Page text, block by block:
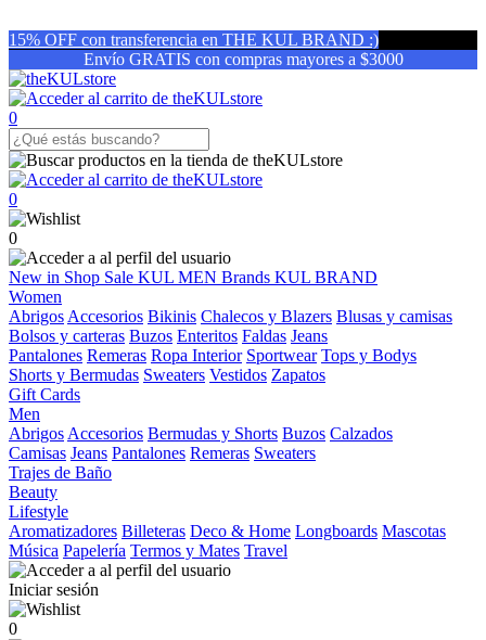
15% OFF con transferencia en THE KUL BRAND :)
Envío GRATIS con compras mayores a $3000
0
0
0
New in Shop Sale KUL MEN Brands KUL BRAND
Women
Abrigos Accesorios Bikinis Chalecos y Blazers Blusas y camisas
Bolsos y carteras Buzos Enteritos Faldas Jeans
Pantalones Remeras Ropa Interior Sportwear Tops y Bodys
Shorts y Bermudas Sweaters Vestidos Zapatos
Gift Cards
Men
Abrigos Accesorios Bermudas y Shorts Buzos Calzados
Camisas Jeans Pantalones Remeras Sweaters
Trajes de Baño
Beauty
Lifestyle
Aromatizadores Billeteras Deco & Home Longboards Mascotas
Música Papelería Termos y Mates Travel
Iniciar sesión
0